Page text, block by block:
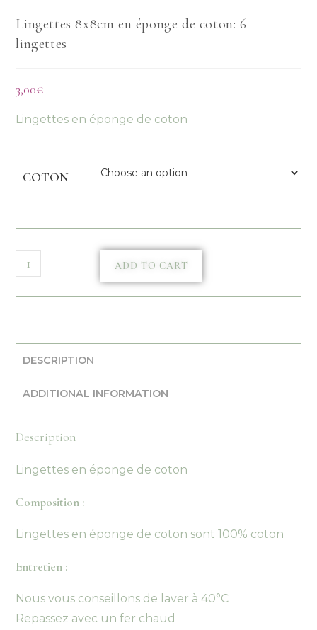
Lingettes 8x8cm en éponge de coton: 6
lingettes
3,00€
Lingettes en éponge de coton
COTON
ADD TO CART
DESCRIPTION
ADDITIONAL INFORMATION
Description
Lingettes en éponge de coton
Composition :
Lingettes en éponge de coton sont 100% coton
Entretien :
Nous vous conseillons de laver à 40°C
Repassez avec un fer chaud